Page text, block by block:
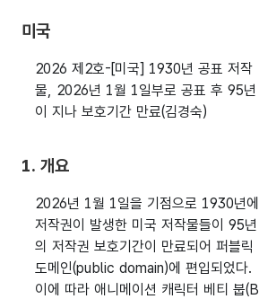
미국
2026 제2호-[미국] 1930년 공표 저작
물, 2026년 1월 1일부로 공표 후 95년
이 지나 보호기간 만료(김경숙)
1. 개요
2026년 1월 1일을 기점으로 1930년에
저작권이 발생한 미국 저작물들이 95년
의 저작권 보호기간이 만료되어 퍼블릭
도메인(public domain)에 편입되었다.
이에 따라 애니메이션 캐릭터 베티 붑(B